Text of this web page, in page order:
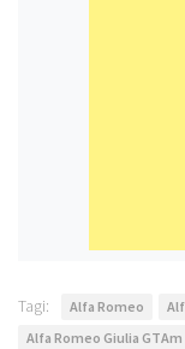
Tagi: Alfa Romeo
Alfa Romeo Giulia GTAm